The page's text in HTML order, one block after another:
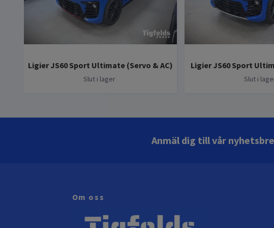
Ligier JS60 Sport Ultimate (Servo & AC)
Slut i lager
Ligier JS60 Sport
Slut i
Anmäl dig till vår
Om oss